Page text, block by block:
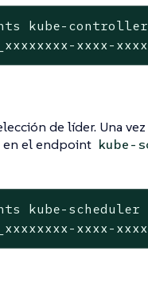
kube-
xxxx-
de líder. Una
en el endpoint kube-
kube-
xxxx-